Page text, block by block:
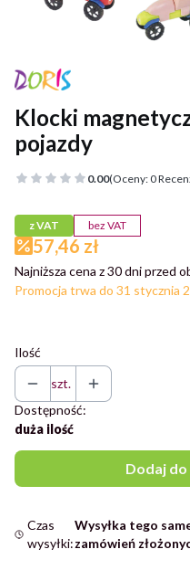
Klocki
pojazdy
0.00(Oceny: 0
z VAT bez VAT
57,46 zł
Najniższa cena z 30 dni przed
Promocja trwa do 31 stycznia
Ilość
szt.
Dostępność:
duża ilość
Dodaj
Czas
wysyłki:
Wysyłka tego
zamówień